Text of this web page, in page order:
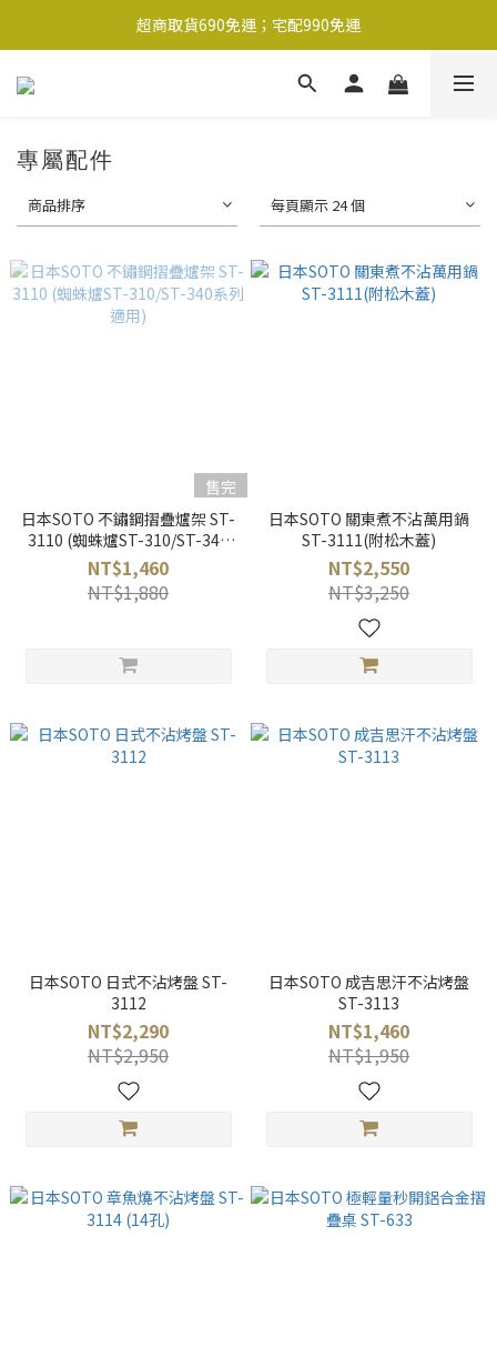
超商取貨690免運；宅配990免運
超商取貨690免運；宅配990免運
1-2工作天內出貨
專屬配件
商品排序 每頁顯示 24 個
售完
日本SOTO 不鏽鋼摺疊爐架 ST-
3110 (蜘蛛爐ST-310/ST-340
系列適用)
NT$1,460
NT$1,880
日本SOTO 關東煮不沾萬用鍋
ST-3111(附松木蓋)
NT$2,550
NT$3,250
日本SOTO 日式不沾烤盤 ST-
3112
NT$2,290
NT$2,950
日本SOTO 成吉思汗不沾烤盤
ST-3113
NT$1,460
NT$1,950